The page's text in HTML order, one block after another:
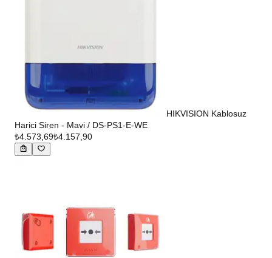
HIKVISION Kablosuz
Harici Siren - Mavi / DS-PS1-E-WE
₺4.573,69₺4.157,90